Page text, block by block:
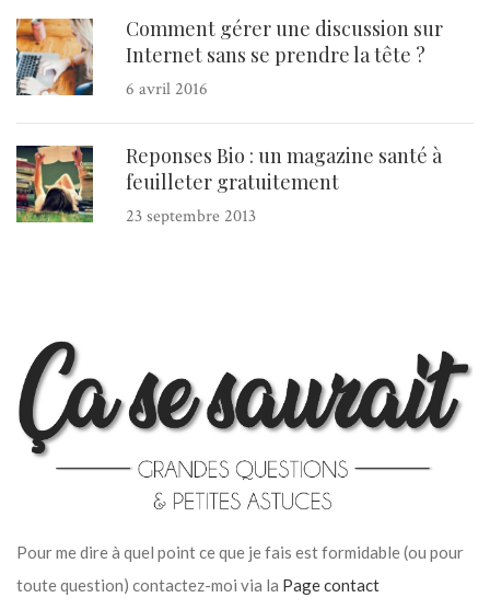
Comment gérer une discussion sur
Internet sans se prendre la tête ?
6 avril 2016
Reponses Bio : un magazine santé à
feuilleter gratuitement
23 septembre 2013
Pour me dire à quel point ce que je fais est formidable (ou pour
toute question) contactez-moi via la Page contact